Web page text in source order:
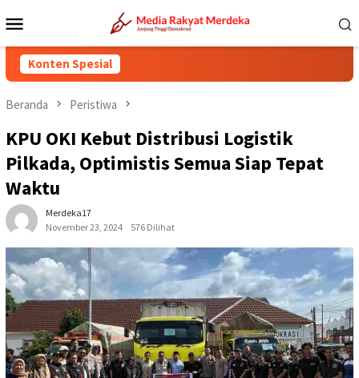
ke
Mobile
Konten Spesial
Beranda Peristiwa
KPU OKI Kebut Distribusi Logistik
Pilkada, Optimistis Semua Siap Tepat
Waktu
Merdeka17
November 23, 2024
576 Dilihat